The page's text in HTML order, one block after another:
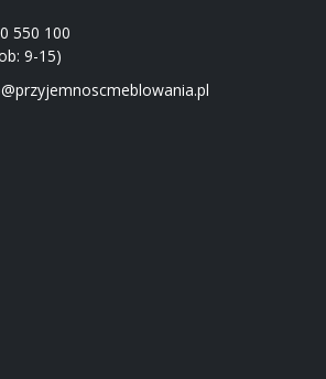
550 100
9-15)